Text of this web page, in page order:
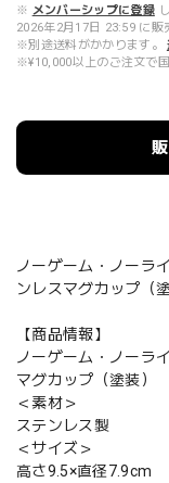
※ メンバーシップに登録
2026年2月17日 23:59 に販
※別途送料がかかります。
※¥10,000以上のご注文で
ノーゲーム・ノーラ
ンレスマグカップ（
【商品情報】
ノーゲーム・ノーラ
マグカップ（塗装）
＜素材＞
ステンレス製
＜サイズ＞
高さ9.5×直径7.9cm